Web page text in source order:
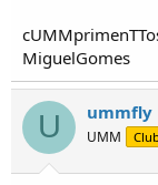
MiguelGomes
U ummfly
UMM